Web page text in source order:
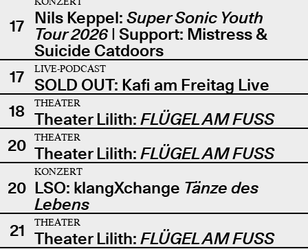
17 Nils Keppel: Super Sonic Youth
Tour 2026| Support: Mistress &
Suicide Catdoors
17
LIVE-PODCAST
SOLD OUT: Kafi am Freitag Live
18
THEATER
Theater Lilith: FLÜGEL AM FUSS
20
THEATER
Theater Lilith: FLÜGEL AM FUSS
20
KONZERT
LSO: klangXchange Tänze des
Lebens
21
THEATER
Theater Lilith: FLÜGEL AM FUSS